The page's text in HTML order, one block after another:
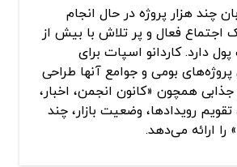
چند هزار پروژه در حال انجام
فعال و پر تلاش با بیش از
دارد. کاردانو اسپات برای
بومی و جوامع آنها طراحی
همچون «کانون انجمن، اخبار،
تقویم رویدادها، وضعیت بازار، چند
را ارائه می‌دهد.